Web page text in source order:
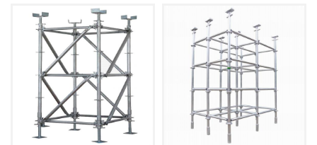
estándar / vertical
horizontal